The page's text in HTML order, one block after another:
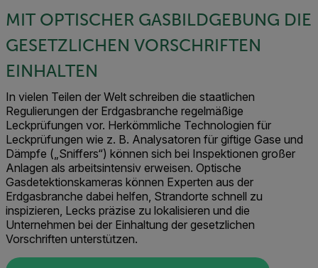
MIT OPTISCHER GASBILDGEBUNG DIE
GESETZLICHEN VORSCHRIFTEN
EINHALTEN
In vielen Teilen der Welt schreiben die staatlichen
Regulierungen der Erdgasbranche regelmäßige
Leckprüfungen vor. Herkömmliche Technologien für
Leckprüfungen wie z. B. Analysatoren für giftige Gase und
Dämpfe („Sniffers“) können sich bei Inspektionen großer
Anlagen als arbeitsintensiv erweisen. Optische
Gasdetektionskameras können Experten aus der
Erdgasbranche dabei helfen, Strandorte schnell zu
inspizieren, Lecks präzise zu lokalisieren und die
Unternehmen bei der Einhaltung der gesetzlichen
Vorschriften unterstützen.